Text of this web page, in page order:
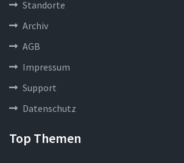
Standorte
Archiv
AGB
Impressum
Support
Datenschutz
Top Themen